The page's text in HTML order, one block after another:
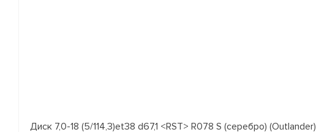
Диск 7,0-18 (5/114,3)et38 d67,1 <RST> R078 S (серебро) (Outlander)